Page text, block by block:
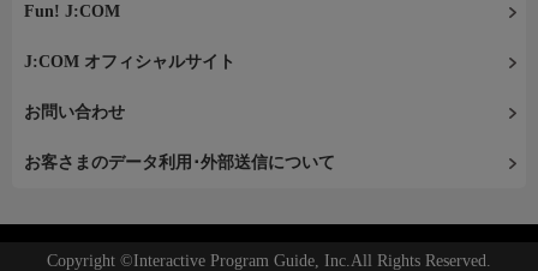
Fun! J:COM
J:COM オフィシャルサイト
お問い合わせ
お客さまのデータ利用･外部送信について
Copyright ©Interactive Program Guide, Inc.All Rights Reserved.